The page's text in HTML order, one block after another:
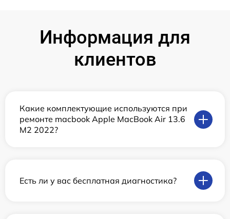
Информация для
клиентов
Какие комплектующие используются при
ремонте macbook Apple MacBook Air 13.6
M2 2022?
Есть ли у вас бесплатная диагностика?